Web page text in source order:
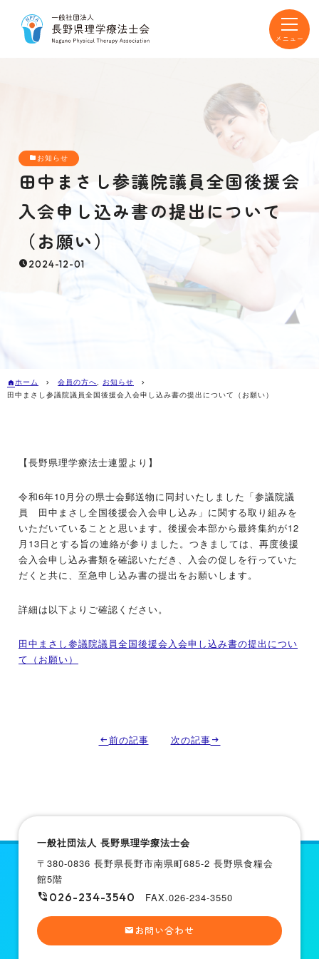
toggle
お知らせ
田中まさし参議院議員全国後援会
入会申し込み書の提出について
（お願い）
2024-12-01
ホーム 会員の方へ, お知らせ
田中まさし参議院議員全国後援会入会申し込み書の提出について（お願い）
【長野県理学療法士連盟より】
令和6年10月分の県士会郵送物に同封いたしました「参議院議
員 田中まさし全国後援会入会申し込み」に関する取り組みを
いただいていることと思います。後援会本部から最終集約が12
月13日とする旨の連絡が参りました。つきましては、再度後援
会入会申し込み書類を確認いただき、入会の促しを行っていた
だくと共に、至急申し込み書の提出をお願いします。
詳細は以下よりご確認ください。
田中まさし参議院議員全国後援会入会申し込み書の提出につい
て（お願い）
前の記事 次の記事
一般社団法人 長野県理学療法士会
〒380-0836 長野県長野市南県町685-2 長野県食糧会
館5階
026-234-3540 FAX.026-234-3550
お問い合わせ